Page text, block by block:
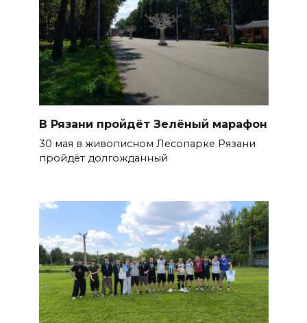
В Рязани пройдёт Зелёный марафон
30 мая в живописном Лесопарке Рязани
пройдёт долгожданный